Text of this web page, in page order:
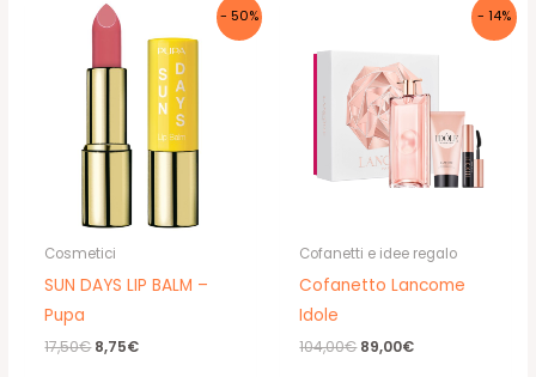
- 50%
Cosmetici
SUN DAYS LIP BALM –
Pupa
17,50€ Il
8,75€Il
- 14%
Cofanetti e idee regalo
Cofanetto Lancome
Idole
104,00€ Il
89,00€Il